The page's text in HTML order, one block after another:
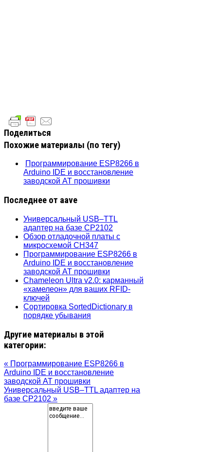
Поделиться
Похожие материалы (по тегу)
Программирование ESP8266 в
Arduino IDE и восстановление
заводской AT прошивки
Последнее от aave
Универсальный USB–TTL
адаптер на базе CP2102
Обзор отладочной платы с
микросхемой CH347
Программирование ESP8266 в
Arduino IDE и восстановление
заводской AT прошивки
Chameleon Ultra v2.0: карманный
«хамелеон» для ваших RFID-
ключей
Сортировка SortedDictionary в
порядке убывания
Другие материалы в этой
категории:
« Программирование ESP8266 в
Arduino IDE и восстановление
заводской AT прошивки
Универсальный USB–TTL адаптер на
базе CP2102 »